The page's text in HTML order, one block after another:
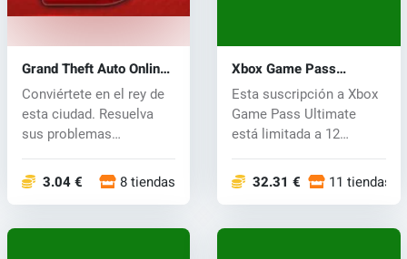
Grand Theft Auto Online
Shark Cash Card (Xbox
One) key
Conviértete en el rey de
esta ciudad. Resuelva
sus problemas
3.04 € 8 tiendas
Xbox Game Pass
Ultimate Key 12 meses
Esta suscripción a Xbox
Game Pass Ultimate
está limitada a 12
32.31 € 11 tiendas